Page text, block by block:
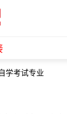
学考试专业